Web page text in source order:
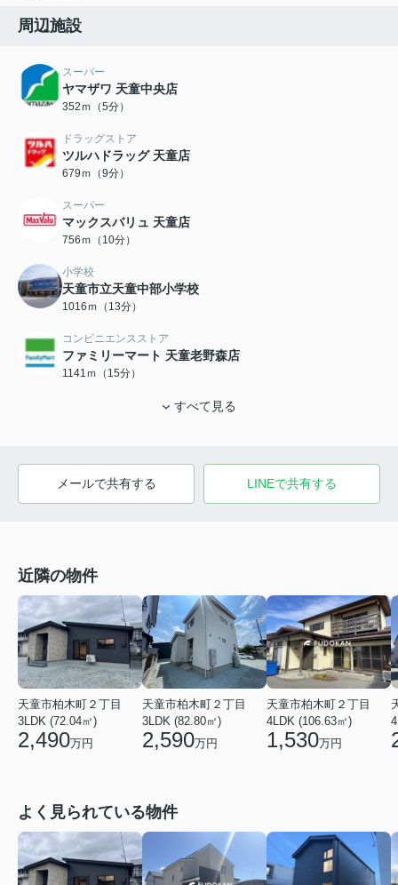
周辺施設
スーパー
ヤマザワ 天童中央店
352ｍ（5分）
ドラッグストア
ツルハドラッグ 天童店
679ｍ（9分）
スーパー
マックスバリュ 天童店
756ｍ（10分）
小学校
天童市立天童中部小学校
1016ｍ（13分）
コンビニエンスストア
ファミリーマート 天童老野森店
1141ｍ（15分）
すべて見る
メールで共有する LINEで共有する
近隣の物件
天童市柏木町２丁目
3LDK (72.04㎡)
2,490万円
天童市柏木町２丁目
3LDK (82.80㎡)
2,590万円
天童市柏木町２丁目
4LDK (106.63㎡)
1,530万円
よく見られている物件